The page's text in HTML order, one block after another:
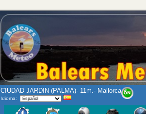
CIUDAD JARDIN (PALMA)- 11m.- Mallorca
Idioma: